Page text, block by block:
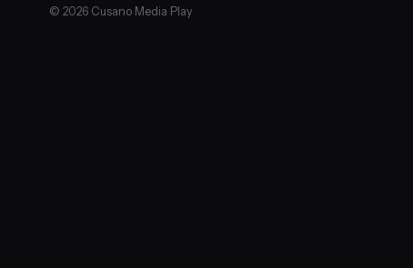
© 2026 Cusano Media Play